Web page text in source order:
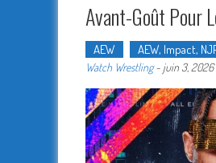
Avant-Goût Pour
AEW AEW, Impact,
Watch Wrestling- juin 3, 2026